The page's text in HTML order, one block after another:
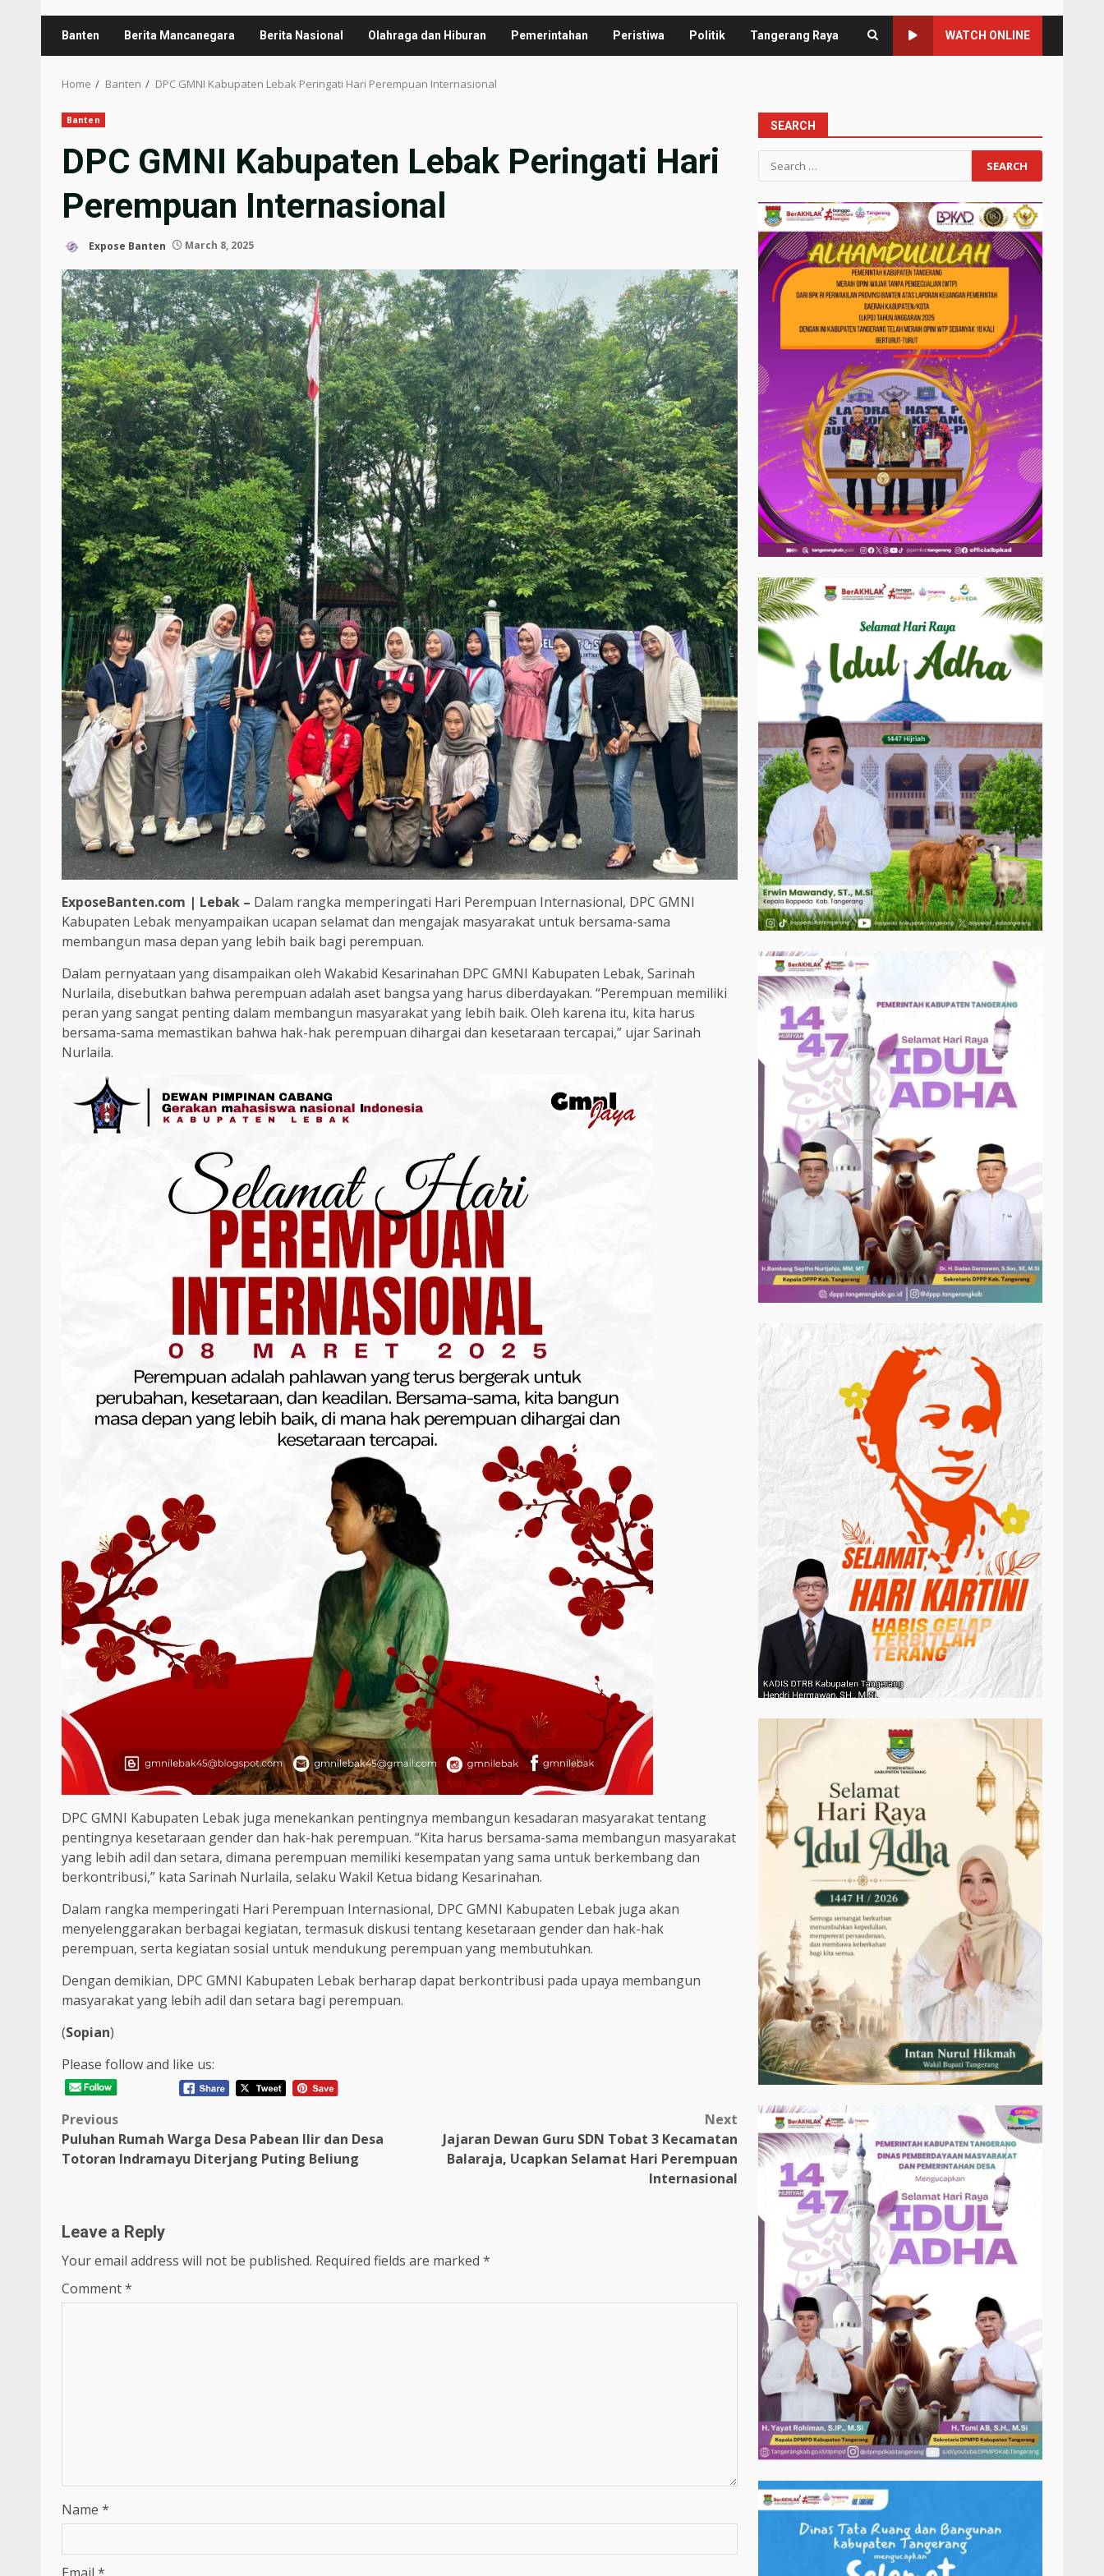
Banten Berita Mancanegara Berita Nasional Olahraga dan Hiburan Pemerintahan Peristiwa Politik Tangerang Raya WATCH ONLINE
Home Banten DPC GMNI Kabupaten Lebak Peringati Hari Perempuan Internasional
Banten
DPC GMNI Kabupaten Lebak Peringati Hari
Perempuan Internasional
Expose Banten March 8, 2025
ExposeBanten.com | Lebak – Dalam rangka memperingati Hari Perempuan Internasional, DPC GMNI
Kabupaten Lebak menyampaikan ucapan selamat dan mengajak masyarakat untuk bersama-sama
membangun masa depan yang lebih baik bagi perempuan.
Dalam pernyataan yang disampaikan oleh Wakabid Kesarinahan DPC GMNI Kabupaten Lebak, Sarinah
Nurlaila, disebutkan bahwa perempuan adalah aset bangsa yang harus diberdayakan. “Perempuan memiliki
peran yang sangat penting dalam membangun masyarakat yang lebih baik. Oleh karena itu, kita harus
bersama-sama memastikan bahwa hak-hak perempuan dihargai dan kesetaraan tercapai,” ujar Sarinah
Nurlaila.
DPC GMNI Kabupaten Lebak juga menekankan pentingnya membangun kesadaran masyarakat tentang
pentingnya kesetaraan gender dan hak-hak perempuan. “Kita harus bersama-sama membangun masyarakat
yang lebih adil dan setara, dimana perempuan memiliki kesempatan yang sama untuk berkembang dan
berkontribusi,” kata Sarinah Nurlaila, selaku Wakil Ketua bidang Kesarinahan.
Dalam rangka memperingati Hari Perempuan Internasional, DPC GMNI Kabupaten Lebak juga akan
menyelenggarakan berbagai kegiatan, termasuk diskusi tentang kesetaraan gender dan hak-hak
perempuan, serta kegiatan sosial untuk mendukung perempuan yang membutuhkan.
Dengan demikian, DPC GMNI Kabupaten Lebak berharap dapat berkontribusi pada upaya membangun
masyarakat yang lebih adil dan setara bagi perempuan.
(Sopian)
Please follow and like us:
Post
navigation
Previous
Puluhan Rumah Warga Desa Pabean Ilir dan Desa
Totoran Indramayu Diterjang Puting Beliung
Next
Jajaran Dewan Guru SDN Tobat 3 Kecamatan
Balaraja, Ucapkan Selamat Hari Perempuan
Internasional
Leave a Reply
Your email address will not be published. Required fields are marked *
Comment*
Name *
Email *
SEARCH
Search
for: